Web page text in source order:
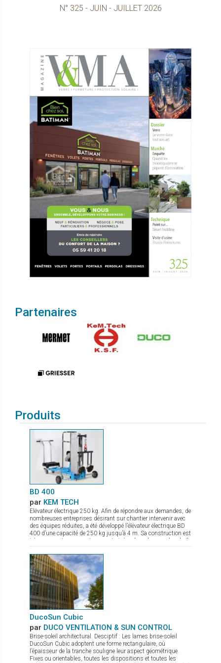
N° 325 - JUIN - JUILLET 2026
Partenaires
Produits
BD 400
par KEM TECH
Elévateur électrique 250 kg. Afin de répondre aux demandes, de
nombreuses entreprises désirant sur chantier intervenir avec
des équipes réduites, a été développé l’élévateur électrique BD
400 d’une capacité de 250 kg jusqu’à 4 m. Sa construction est
très compacte pour un transport aisé, même dans un break. Il
permet le montage au plus prêt possible du mur. La mise en
action sur chantier se fait en quelques secondes, et grâce à
son moteur électrique avec variateur de vitesse la pose du verre
est très précise. De nombreux accessoires sont disponibles
comme fourche de levage, potence avec crochet.
DucoSun Cubic
par DUCO VENTILATION & SUN CONTROL
Brise-soleil architectural. Desciptif : Les lames brise-soleil
DucoSun Cubic adoptent une forme rectangulaire, où
l’épaisseur de la tranche souligne leur aspect géométrique.
Fixes ou orientables, toutes les dispositions et toutes les